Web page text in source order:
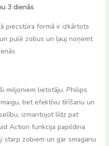
3 dienās
piecstūra formā ir izkārtots
pulē zobus un ļauj noņemt
miljoniem lietotāju. Philips
bet efektīvu tīrīšanu un
izmantojot līdz pat
Action funkcija papildina
starp zobiem un gar smaganu